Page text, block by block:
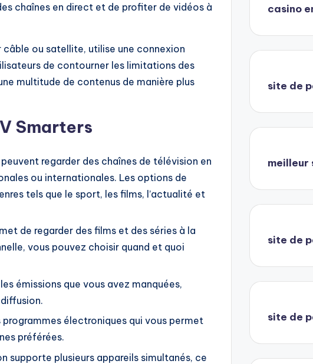
chaînes en direct et de profiter de vidéos à
ou satellite, utilise une connexion
de contourner les limitations des
multitude de contenus de manière plus
Smarters
regarder des chaînes de télévision en
ou internationales. Les options de
tels que le sport, les films, l’actualité et
de regarder des films et des séries à la
vous pouvez choisir quand et quoi
émissions que vous avez manquées,
programmes électroniques qui vous permet
préférées.
supporte plusieurs appareils simultanés, ce
casino
site de
meilleur
site de
site de